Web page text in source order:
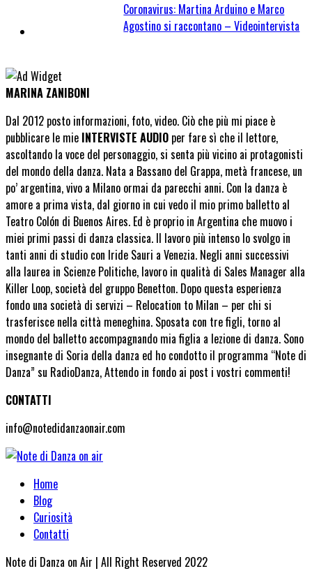
Coronavirus: Martina Arduino e Marco
Agostino si raccontano – Videointervista
MARINA ZANIBONI
Dal 2012 posto informazioni, foto, video. Ciò che più mi piace è
pubblicare le mie INTERVISTE AUDIO per fare sì che il lettore,
ascoltando la voce del personaggio, si senta più vicino ai protagonisti
del mondo della danza. Nata a Bassano del Grappa, metà francese, un
po’ argentina, vivo a Milano ormai da parecchi anni. Con la danza è
amore a prima vista, dal giorno in cui vedo il mio primo balletto al
Teatro Colón di Buenos Aires. Ed è proprio in Argentina che muovo i
miei primi passi di danza classica. Il lavoro più intenso lo svolgo in
tanti anni di studio con Iride Sauri a Venezia. Negli anni successivi
alla laurea in Scienze Politiche, lavoro in qualità di Sales Manager alla
Killer Loop, società del gruppo Benetton. Dopo questa esperienza
fondo una società di servizi – Relocation to Milan – per chi si
trasferisce nella città meneghina. Sposata con tre figli, torno al
mondo del balletto accompagnando mia figlia a lezione di danza. Sono
insegnante di Soria della danza ed ho condotto il programma “Note di
Danza” su RadioDanza, Attendo in fondo ai post i vostri commenti!
CONTATTI
info@notedidanzaonair.com
Home
Blog
Curiosità
Contatti
Note di Danza on Air | All Right Reserved 2022